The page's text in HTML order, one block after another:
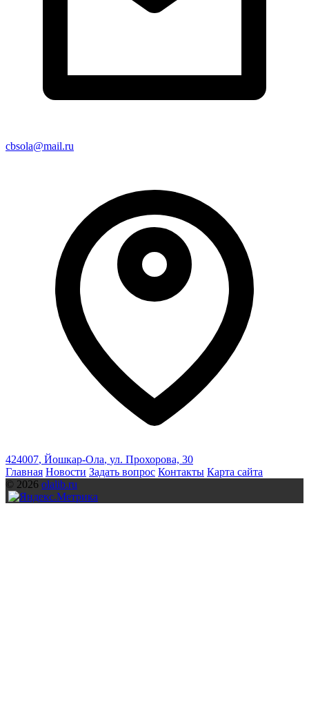
cbsola@mail.ru
424007, Йошкар-Ола, ул. Прохорова, 30
Главная Новости Задать вопрос Контакты Карта сайта
© 2026 olalib.ru